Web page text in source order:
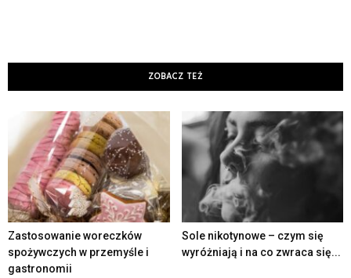
ZOBACZ TEŻ
Zastosowanie woreczków
spożywczych w przemyśle i
gastronomii
Sole nikotynowe – czym się
wyróżniają i na co zwraca się...